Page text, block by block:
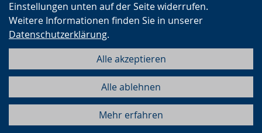
Einstellungen unten auf der Seite widerrufen.
Weitere Informationen finden Sie in unserer
Datenschutzerklärung.
Alle akzeptieren
Alle ablehnen
Mehr erfahren